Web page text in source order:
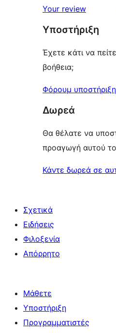
reviews
star
reviews
Your review
Υποστήριξη
Έχετε κάτι να
βοήθεια;
Φόρουμ
Δωρεά
Θα θέλατε να
προαγωγή αυτού
Κάντε δωρεά σε
Σχετικά
Ειδήσεις
Φιλοξενία
Απόρρητο
Μάθετε
Υποστήριξη
Προγραμματιστές